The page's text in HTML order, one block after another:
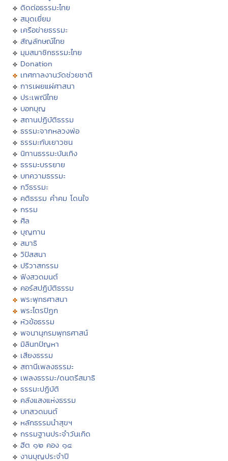
ติดต่อธรรมะไทย
สมุดเยี่ยม
เครือข่ายธรรมะ
สัญลักษณ์ไทย
มุมสมาชิกธรรมะไทย
Donation
เทศกาลงานวัดช่วยชาติ
การเผยแผ่ศาสนา
ประเพณีไทย
บอกบุญ
สถานปฏิบัติธรรม
ธรรมะจากหลวงพ่อ
ธรรมะกับเยาวชน
นิทานธรรมะบันเทิง
ธรรมะบรรยาย
บทความธรรมะ
กวีธรรมะ
คติธรรม คำคม โดนใจ
กรรม
ศีล
บุญทาน
สมาธิ
วิปัสสนา
ปริวาสกรรม
ฟังสวดมนต์
คอร์สปฏิบัติธรรม
พระพุทธศาสนา
พระไตรปิฏก
หัวข้อธรรม
พจนานุกรมพุทธศาสน์
มิลินทปัญหา
เสียงธรรม
สถานีเพลงธรรมะ
เพลงธรรมะ/ดนตรีสมาธิ
ธรรมะปฏิบัติ
คลังแสงแห่งธรรม
บทสวดมนต์
หลักธรรมนำสุขฯ
กรรมฐานประจำวันเกิด
ฮีต ๑๒ คอง ๑๔
งานบุญประจำปี